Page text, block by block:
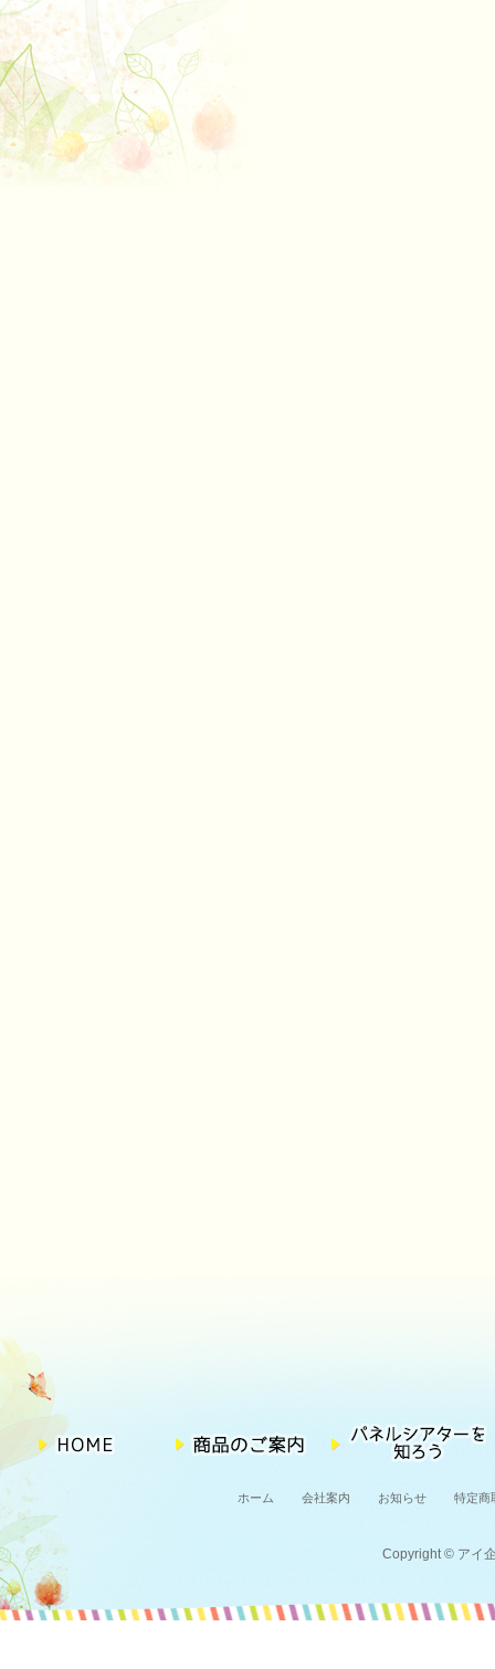
ホーム 会社案内 お知らせ 特定商
Copyright © アイ